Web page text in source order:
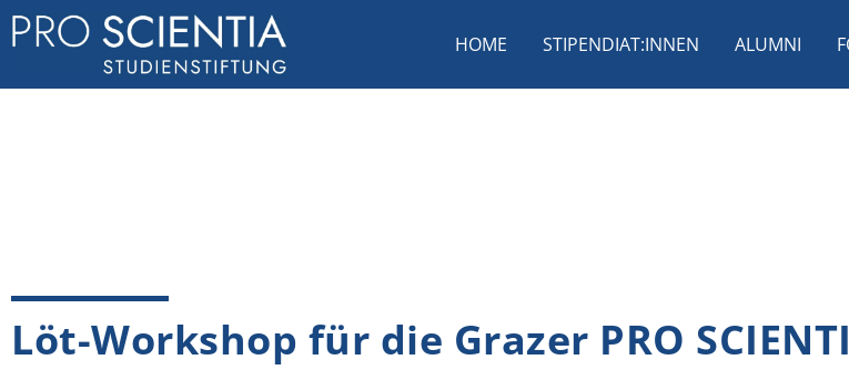
HOME STIPENDIAT:INNEN ALUMNI
Löt-Workshop für die Grazer PRO